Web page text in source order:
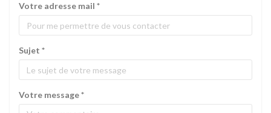
Votre adresse mail *
Sujet *
Votre message*